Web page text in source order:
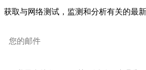
获取与网络测试，监测和分析有关的最新